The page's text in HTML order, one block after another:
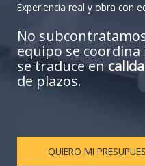
Experiencia real y obra con
No
equipo se
se traduce en
de plazos.
QUIERO MI